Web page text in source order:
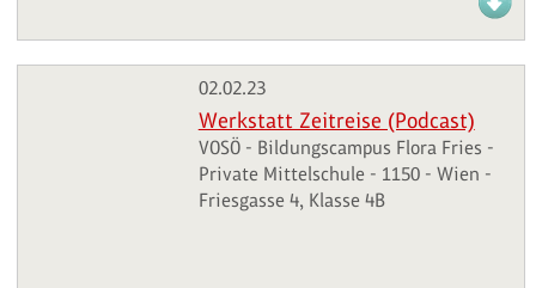
02.02.23
Werkstatt Zeitreise (Podcast)
VOSÖ - Bildungscampus Flora Fries -
Private Mittelschule - 1150 - Wien -
Friesgasse 4, Klasse 4B